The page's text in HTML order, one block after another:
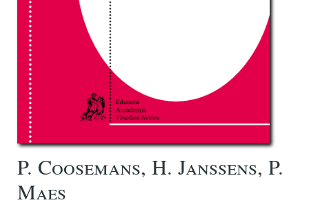
P. Coosemans, H. Janssens, P.
Maes